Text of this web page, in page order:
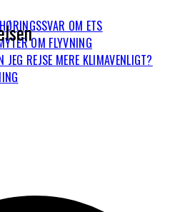
OM ETS
OM FLYVNING
JEG REJSE MERE KLIMAVENLIGT?